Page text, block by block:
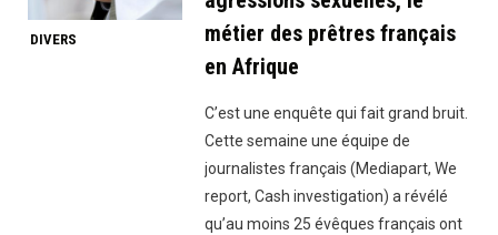
DIVERS
métier des prêtres français
en Afrique
C’est une enquête qui fait grand bruit.
Cette semaine une équipe de
journalistes français (Mediapart, We
report, Cash investigation) a révélé
qu’au moins 25 évêques français ont